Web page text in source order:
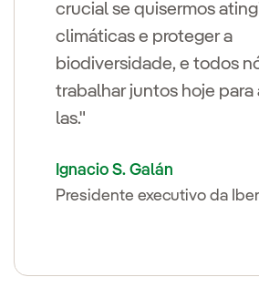
crucial se quisermos
climáticas e proteger a
biodiversidade, e todos
trabalhar juntos hoje para
las."
Ignacio S. Galán
Presidente executivo da